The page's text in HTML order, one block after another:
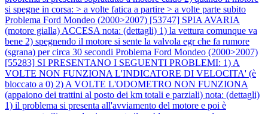
si spegne in corsa: > a volte fatica a partire > a volte parte subito
Problema Ford Mondeo (2000>2007) [53747] SPIA AVARIA
(motore gialla) ACCESA nota: (dettagli) 1) la vettura comunque va
bene 2) spegnendo il motore si sente la valvola egr che fa rumore
(sgrana) per circa 30 secondi Problema Ford Mondeo (2000>2007)
[55283] SI PRESENTANO I SEGUENTI PROBLEMI: 1) A
VOLTE NON FUNZIONA L'INDICATORE DI VELOCITA' (è
bloccato a 0) 2) A VOLTE L'ODOMETRO NON FUNZIONA
(appaiono dei trattini al posto dei km totali e parziali) nota: (dettagli)
1) il problema si presenta all'avviamento del motore e poi è